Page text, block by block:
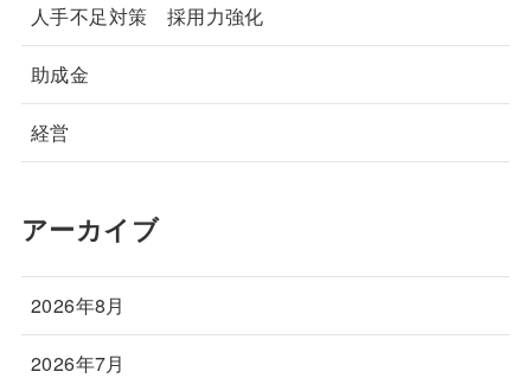
人手不足対策 採用力強化
助成金
経営
アーカイブ
2026年8月
2026年7月